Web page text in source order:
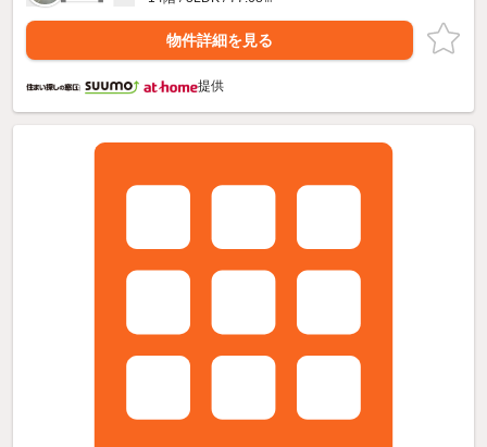
物件詳細を見る
提供